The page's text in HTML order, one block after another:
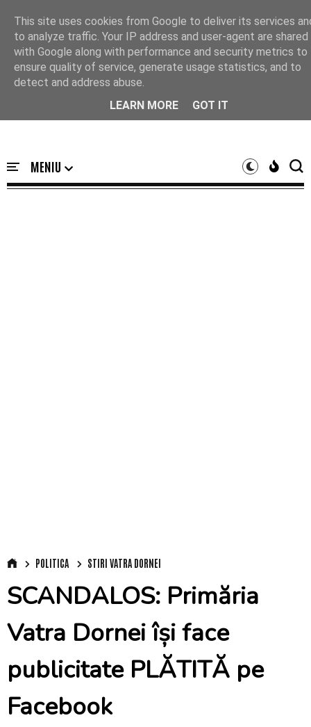
POLITICA STIRI VATRA DORNEI
SCANDALOS: Primăria
Vatra Dornei își face
publicitate PLĂTITĂ pe
Facebook
This site uses cookies from Google to deliver its services
to analyze traffic. Your IP address and user-agent are shared
with Google along with performance and security metrics to
ensure quality of service, generate usage statistics, and to
detect and address abuse.
LEARN MORE
GOT IT